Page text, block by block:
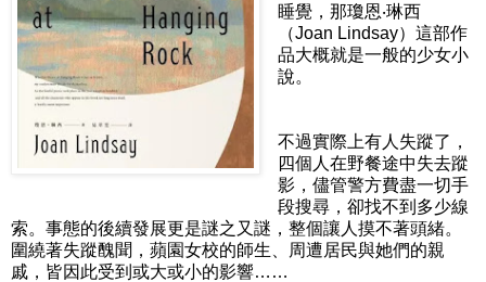
睡覺，那瓊恩‧琳西
（Joan Lindsay）這部作
品大概就是一般的少女小
說。
不過實際上有人失蹤了，
四個人在野餐途中失去蹤
影，儘管警方費盡一切手
段搜尋，卻找不到多少線
索。事態的後續發展更是謎之又謎，整個讓人摸不著頭緒。
圍繞著失蹤醜聞，蘋園女校的師生、周遭居民與她們的親
戚，皆因此受到或大或小的影響……